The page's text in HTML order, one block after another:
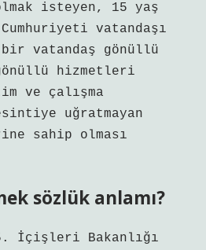
isteyen, 15 yaş
vatandaşı
bir vatandaş gönüllü
hizmetleri
ve çalışma
uğratmayan
sahip olması
sözlük anlamı?
İçişleri Bakanlığı